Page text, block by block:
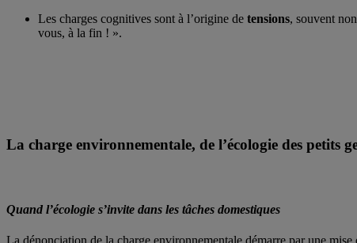
Les charges cognitives sont à l’origine de tensions, souvent
vous, à la fin ! ».
La charge environnementale, de l’écologie des petits
Quand l’écologie s’invite dans les tâches domestiques
La dénonciation de la charge environnementale démarre par une